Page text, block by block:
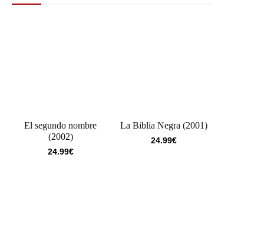
El segundo nombre
(2002)
24.99€
La Biblia Negra (2001)
24.99€